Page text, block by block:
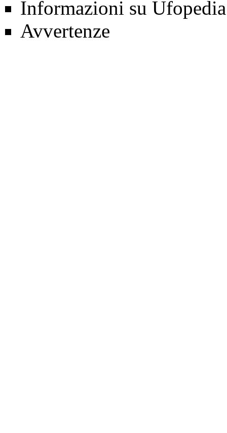
Informazioni su Ufopedia
Avvertenze